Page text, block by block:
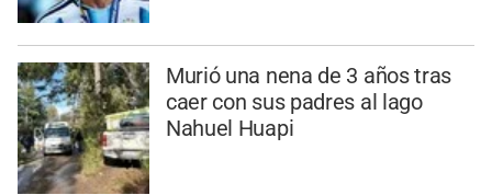
Murió una nena de 3 años tras
caer con sus padres al lago
Nahuel Huapi